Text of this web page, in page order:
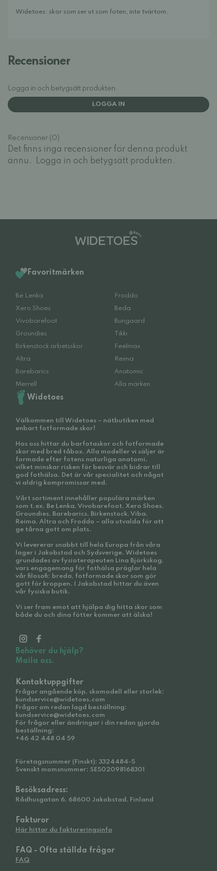
Widetoes: skor som ser ut som foten, inte tvärtom.
Recensioner
Logga in och betygsätt produkten.
LOGGA IN
Recensioner (0)
Det finns inga recensioner för denna produkt
ännu.
Logga in och betygsätt produkten.
Favoritmärken
Be Lenka
Froddo
Xero Shoes
Beda
Vivobarefoot
Bungaard
Groundies
Tikki
Birkenstock arbetsskor
Feelmax
Altra
Reima
Barebarics
Anatomic
Merrell
Alla märken
Widetoes
Välkommen till Widetoes – nätbutiken med
enbart fotformade skor!
Hos oss hittar du barfotaskor och fotformade
skor med bred tåbox. Alla modeller vi säljer är
formade efter fotens naturliga anatomi,
vilket minskar risken för besvär och bidrar till
god fothälsa. Det är vår specialitet och något
vi aldrig kompromissar med.
Vårt sortiment innehåller populära märken
som t.ex. Be Lenka, Vivobarefoot, Xero Shoes,
Groundies, Barebarics, Birkenstock, Viba,
Reima, Altra och Froddo – alla utvalda för att
ge tårna gott om plats.
Vi levererar snabbt till hela Europa från våra
lager i Jakobstad och Sydsverige. Widetoes
grundades av fysioterapeuten Lina Björkskog,
vars engagemang för fothälsa präglar hela
vår filosofi: breda, fotformade skor som gör
gott för kroppen. I Jakobstad hittar du även
vår fysiska butik.
Vi ser fram emot att hjälpa dig hitta skor som
både du och dina fötter kommer att älska!
Behöver du hjälp?
Maila oss.
Kontaktuppgifter
Frågor angående köp, skomodell eller storlek:
kundservice@widetoes.com
Frågor om redan lagd beställning:
kundservice@widetoes.com
För frågor eller ändringar i din redan gjorda
beställning:
+46 42 448 04 59
Företagsnummer (Finskt): 3324484-5
Svenskt momsnummer: SE502098168301
Besöksadress:
Rådhusgatan 6, 68600 Jakobstad, Finland
Fakturor
Här hittar du faktureringsinfo
FAQ - Ofta ställda frågor
FAQ